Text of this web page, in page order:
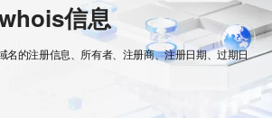
信息
名的注册信息、所有者、注册商、注册日期、过期日